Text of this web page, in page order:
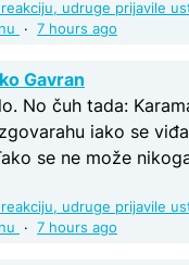
udruge prijavile
· 7 hours ago
Gavran
No čuh tada:
iako se
se ne može
udruge prijavile
· 7 hours ago